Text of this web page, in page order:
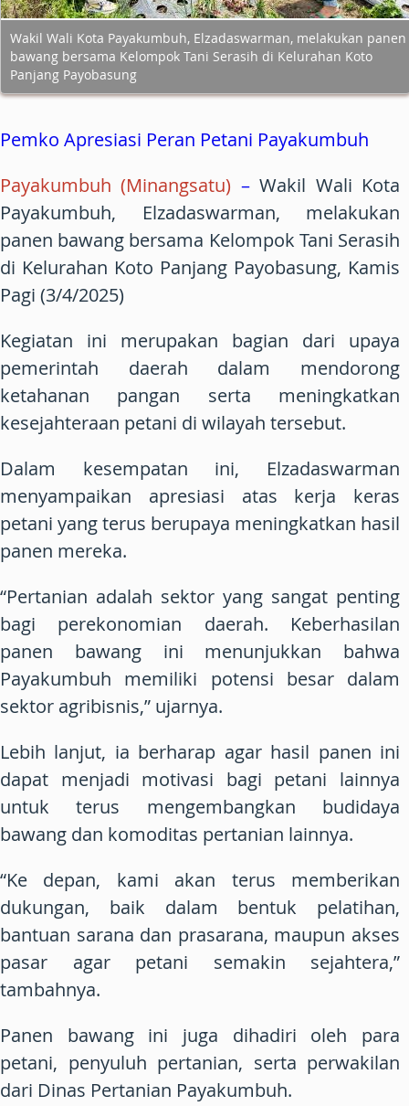
Wakil Wali Kota Payakumbuh, Elzadaswarman, melakukan panen
bawang bersama Kelompok Tani Serasih di Kelurahan Koto
Panjang Payobasung
Pemko Apresiasi Peran Petani Payakumbuh
Payakumbuh (Minangsatu) –Wakil Wali Kota
Payakumbuh, Elzadaswarman, melakukan
panen bawang bersama Kelompok Tani Serasih
di Kelurahan Koto Panjang Payobasung, Kamis
Pagi (3/4/2025)
Kegiatan ini merupakan bagian dari upaya
pemerintah daerah dalam mendorong
ketahanan pangan serta meningkatkan
kesejahteraan petani di wilayah tersebut.
Dalam kesempatan ini, Elzadaswarman
menyampaikan apresiasi atas kerja keras
petani yang terus berupaya meningkatkan hasil
panen mereka.
“Pertanian adalah sektor yang sangat penting
bagi perekonomian daerah. Keberhasilan
panen bawang ini menunjukkan bahwa
Payakumbuh memiliki potensi besar dalam
sektor agribisnis,” ujarnya.
Lebih lanjut, ia berharap agar hasil panen ini
dapat menjadi motivasi bagi petani lainnya
untuk terus mengembangkan budidaya
bawang dan komoditas pertanian lainnya.
“Ke depan, kami akan terus memberikan
dukungan, baik dalam bentuk pelatihan,
bantuan sarana dan prasarana, maupun akses
pasar agar petani semakin sejahtera,”
tambahnya.
Panen bawang ini juga dihadiri oleh para
petani, penyuluh pertanian, serta perwakilan
dari Dinas Pertanian Payakumbuh.